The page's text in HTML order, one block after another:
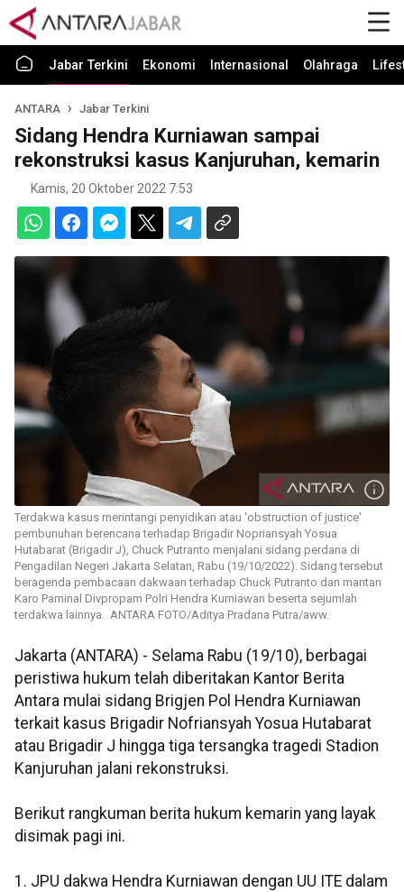
Jabar Terkini Ekonomi Internasional Olahraga
ANTARA Jabar Terkini
Sidang Hendra Kurniawan sampai
rekonstruksi kasus Kanjuruhan, kemarin
Kamis, 20 Oktober 2022 7:53
Terdakwa kasus merintangi penyidikan atau 'obstruction of justice'
pembunuhan berencana terhadap Brigadir Nopriansyah Yosua
Hutabarat (Brigadir J), Chuck Putranto menjalani sidang perdana di
Pengadilan Negeri Jakarta Selatan, Rabu (19/10/2022). Sidang tersebut
beragenda pembacaan dakwaan terhadap Chuck Putranto dan mantan
Karo Paminal Divpropam Polri Hendra Kurniawan beserta sejumlah
terdakwa lainnya. ANTARA FOTO/Aditya Pradana Putra/aww.
Jakarta (ANTARA) - Selama Rabu (19/10), berbagai
peristiwa hukum telah diberitakan Kantor Berita
Antara mulai sidang Brigjen Pol Hendra Kurniawan
terkait kasus Brigadir Nofriansyah Yosua Hutabarat
atau Brigadir J hingga tiga tersangka tragedi Stadion
Kanjuruhan jalani rekonstruksi.
Berikut rangkuman berita hukum kemarin yang layak
disimak pagi ini.
1. JPU dakwa Hendra Kurniawan dengan UU ITE dalam